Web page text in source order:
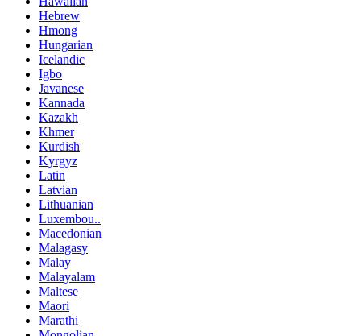
Hebrew
Hmong
Hungarian
Icelandic
Igbo
Javanese
Kannada
Kazakh
Khmer
Kurdish
Kyrgyz
Latin
Latvian
Lithuanian
Luxembou..
Macedonian
Malagasy
Malay
Malayalam
Maltese
Maori
Marathi